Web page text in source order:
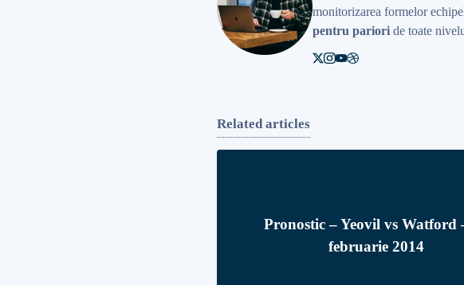
monitorizarea formelor
pentru pariori de toate
Related articles
Pronostic – Yeovil vs Watford
februarie 2014